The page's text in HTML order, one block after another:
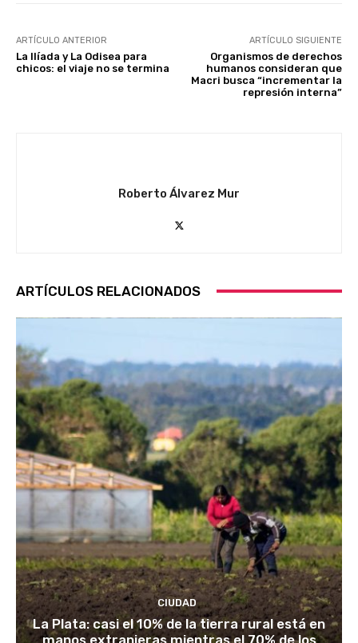
ARTÍCULO ANTERIOR
La Ilíada y La Odisea para
chicos: el viaje no se termina
ARTÍCULO SIGUIENTE
Organismos de derechos
humanos consideran que
Macri busca “incrementar la
represión interna”
Roberto Álvarez Mur
ARTÍCULOS RELACIONADOS
CIUDAD
La Plata: casi el 10% de la tierra rural está en